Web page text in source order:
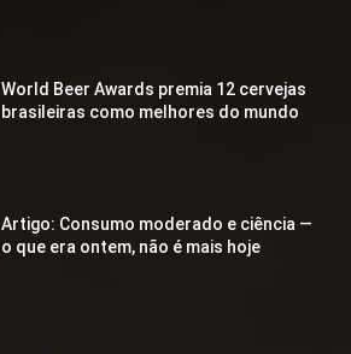
World Beer Awards premia 12 cervejas
brasileiras como melhores do mundo
Artigo: Consumo moderado e ciência —
o que era ontem, não é mais hoje